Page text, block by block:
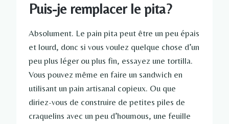
Puis-je remplacer le pita?
Absolument. Le pain pita peut être un peu épais
et lourd, donc si vous voulez quelque chose d’un
peu plus léger ou plus fin, essayez une tortilla.
Vous pouvez même en faire un sandwich en
utilisant un pain artisanal copieux. Ou que
diriez-vous de construire de petites piles de
craquelins avec un peu d’houmous, une feuille